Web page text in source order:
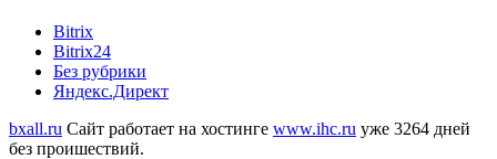
Bitrix
Bitrix24
Без рубрики
Яндекс.Директ
bxall.ru Сайт работает на хостинге www.ihc.ru уже 3264 дней
без проишествий.